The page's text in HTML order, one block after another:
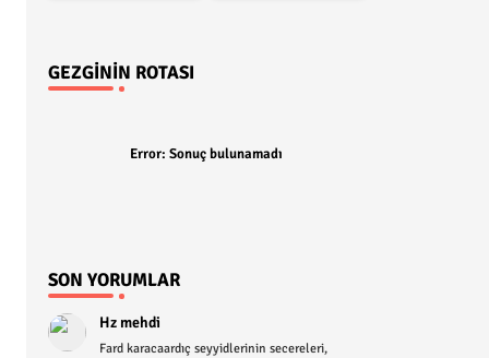
GEZGININ ROTASI
Error: Sonuç bulunamadı
SON YORUMLAR
Hz mehdi
Fard karacaardıç seyyidlerinin secereleri,